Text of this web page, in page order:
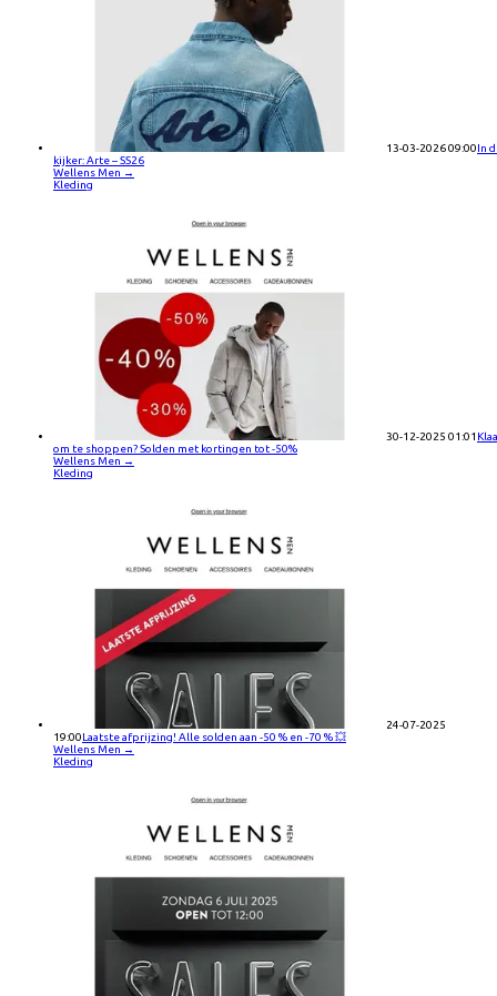
13-03-2026 09:00In
kijker: Arte – SS26
Wellens Men →
Kleding
30-12-2025 01:01
om te shoppen? Solden met kortingen tot -50%
Wellens Men →
Kleding
24-07-2025
19:00Laatste afprijzing! Alle solden aan -50 % en -70 % 💥
Wellens Men →
Kleding